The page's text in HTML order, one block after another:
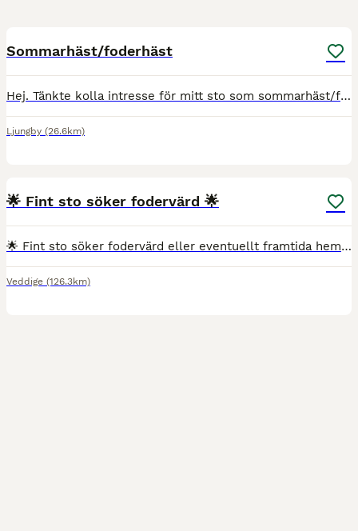
Sommarhäst/foderhäst
Hej. Tänkte kolla intresse för mitt sto som sommarhäst/foderhäst. Hon hade passat superbra för ett barn som vill testa på hur det är att ha egen häst. Otroligt trygg och snäll. I både hantering och ri
Ljungby (26.6km)
🌟 Fint sto söker fodervärd 🌟
🌟 Fint sto söker fodervärd eller eventuellt framtida hem 🌟 Nu finns chansen att lära känna en väldigt mysig, lugn och stabil tjej 💛 Hon har de senaste åren mest gått i hagen, men är grundutbildad
Veddige (126.3km)